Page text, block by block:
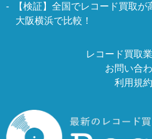
【検証】全国でレコード買取
大阪横浜で比較！
レコード買取
お問い合
利用規約